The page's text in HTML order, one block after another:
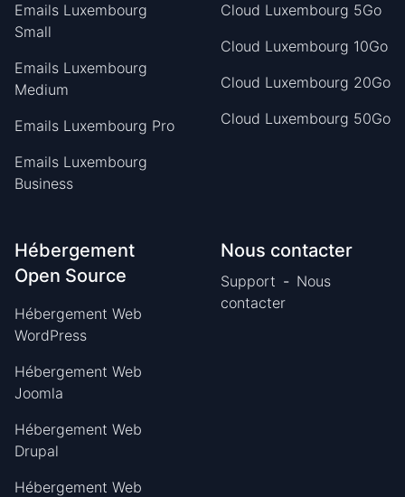
Emails Luxembourg
Small
Emails Luxembourg
Medium
Emails Luxembourg Pro
Emails Luxembourg
Business
Cloud Luxembourg 5Go
Cloud Luxembourg 10Go
Cloud Luxembourg 20Go
Cloud Luxembourg 50Go
Hébergement
Open Source
Hébergement Web
WordPress
Hébergement Web
Joomla
Hébergement Web
Drupal
Hébergement Web
Nous contacter
Support - Nous
contacter